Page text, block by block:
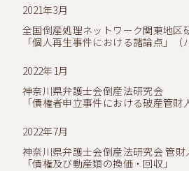
2021年3月
全国倒産処理ネットワーク関東地区
「個人再生事件における諸論点」（
2022年1月
神奈川県弁護士会倒産法研究会
「債権者申立事件における破産管財
2022年7月
神奈川県弁護士会倒産法研究会 管財
「債権及び動産類の換価・回収」